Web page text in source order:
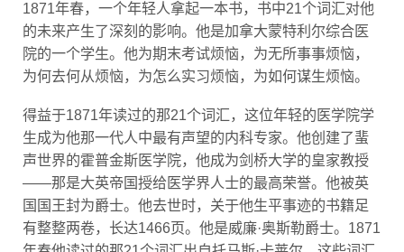
的未来产生了深刻的影响。他是加拿大蒙特利尔综合医
院的一个学生。他为期末考试烦恼，为无所事事烦恼，
为何去何从烦恼，为怎么实习烦恼，为如何谋生烦恼。
得益于1871年读过的那21个词汇，这位年轻的医学院学
生成为他那一代人中最有声望的内科专家。他创建了蜚
声世界的霍普金斯医学院，他成为剑桥大学的皇家教授
——那是大英帝国授给医学界人士的最高荣誉。他被英
国国王封为爵士。他去世时，关于他生平事迹的书籍足
有整整两卷，长达1466页。他是威廉·奥斯勒爵士。1871
年春他读过的那21个词汇出自托马斯·卡莱尔，这些词汇